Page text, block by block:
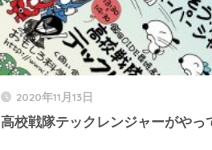
2020年11月13日
高校戦隊テックレンジャーがやっ